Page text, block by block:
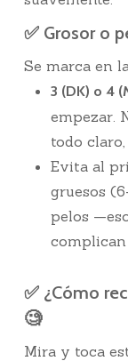
✅ Grosor o
Se marca en
3 (DK) o 4
empezar.
todo
Evita al
gruesos
pelos
complican
✅ ¿Cómo
🧐
Mira y toca